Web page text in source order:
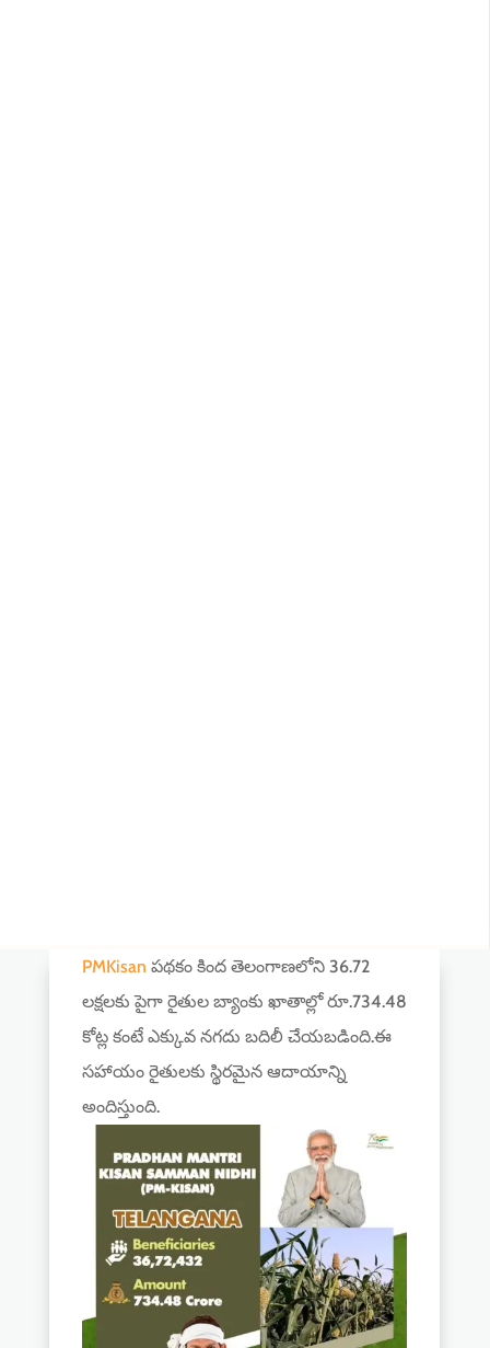
PMKisan పథకం కింద తెలంగాణలోని 36.72
లక్షలకు పైగా రైతుల బ్యాంకు ఖాతాల్లో రూ.734.48
కోట్ల కంటే ఎక్కువ నగదు బదిలీ చేయబడింది.ఈ
సహాయం రైతులకు స్థిరమైన ఆదాయాన్ని
అందిస్తుంది.